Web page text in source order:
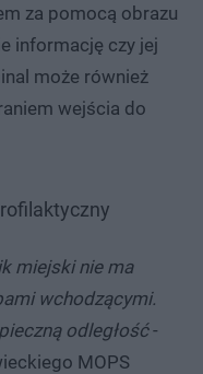
za pomocą obrazu
informację czy jej
może również
wejścia do
miejski nie ma
wchodzącymi.
odległość-
MOPS